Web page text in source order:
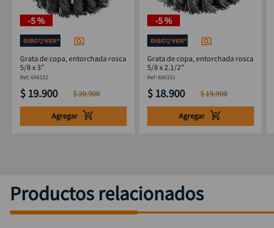
-5 %
Grata de copa, entorchada rosca
5/8 x 3"
: 606152
$ 19.900 $20.900
Agregar
-5 %
Grata de copa, entorchada rosca
5/8 x 2.1/2"
: 606151
$ 18.900 $19.900
Agregar
Productos relacionados